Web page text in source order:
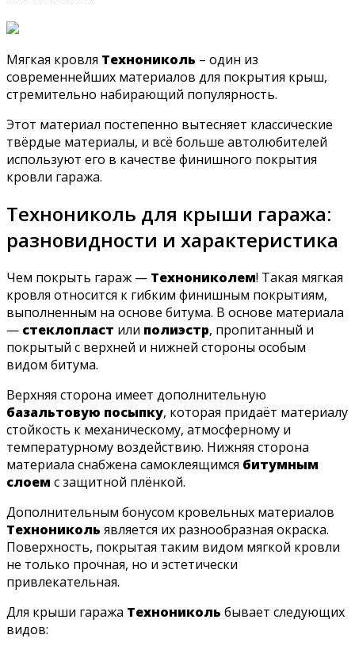
Мягкая кровля Технониколь – один из
современнейших материалов для покрытия крыш,
стремительно набирающий популярность.
Этот материал постепенно вытесняет классические
твёрдые материалы, и всё больше автолюбителей
используют его в качестве финишного покрытия
кровли гаража.
Технониколь для крыши гаража:
разновидности и характеристика
Чем покрыть гараж — Технониколем! Такая мягкая
кровля относится к гибким финишным покрытиям,
выполненным на основе битума. В основе материала
— стеклопласт или полиэстр, пропитанный и
покрытый с верхней и нижней стороны особым
видом битума.
Верхняя сторона имеет дополнительную
базальтовую посыпку, которая придаёт материалу
стойкость к механическому, атмосферному и
температурному воздействию. Нижняя сторона
материала снабжена самоклеящимся битумным
слоем с защитной плёнкой.
Дополнительным бонусом кровельных материалов
Технониколь является их разнообразная окраска.
Поверхность, покрытая таким видом мягкой кровли
не только прочная, но и эстетически
привлекательная.
Для крыши гаража Технониколь бывает следующих
видов: